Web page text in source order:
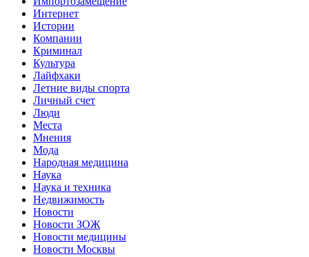
Интернет
Истории
Компании
Криминал
Культура
Лайфхаки
Летние виды спорта
Личный счет
Люди
Места
Мнения
Мода
Народная медицина
Наука
Наука и техника
Недвижимость
Новости
Новости ЗОЖ
Новости медицины
Новости Москвы